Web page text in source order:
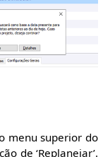
menu superior do
de ‘Replanejar’.